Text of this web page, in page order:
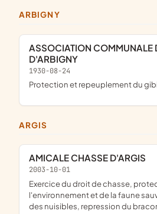
ARBIGNY
ASSOCIATION COMMUNALE DE CHASSE
D'ARBIGNY
1930-08-24
protection et repeuplement du
ARGIS
AMICALE CHASSE D'ARGIS
2003-10-01
exercice du droit de chasse, protection de
l'environnement et de la faune
des nuisibles, repression du